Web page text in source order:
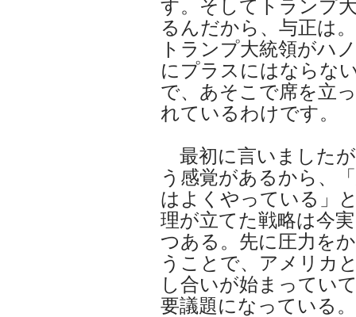
す。そしてトランプ
るんだから、与正は
トランプ大統領がハ
にプラスにはならな
で、あそこで席を立
れているわけです。
最初に言いました
う感覚があるから、
はよくやっている」
理が立てた戦略は今
つある。先に圧力を
うことで、アメリカ
し合いが始まってい
要議題になっている。